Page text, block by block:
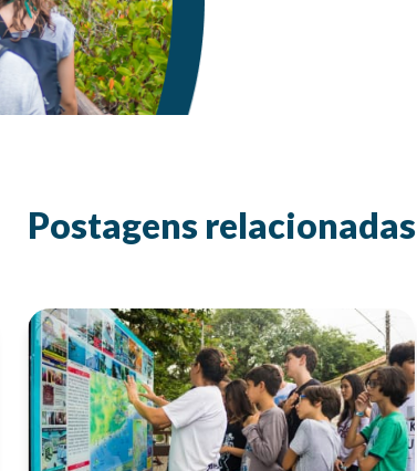
Postagens relacionadas